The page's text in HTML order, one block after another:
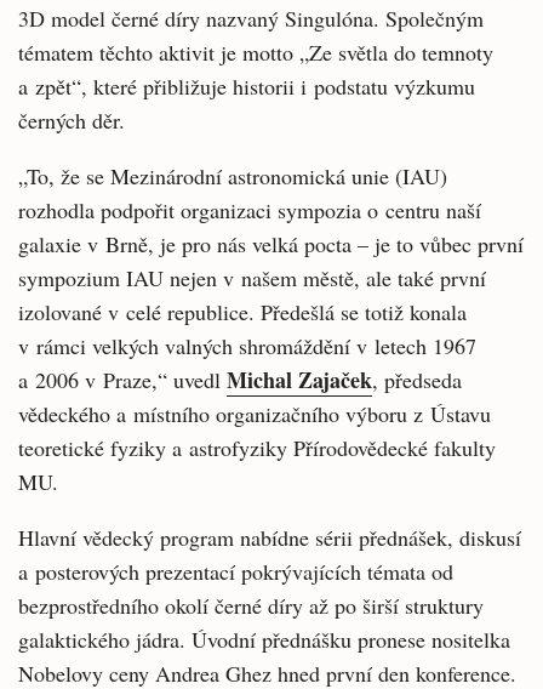
3D model černé díry nazvaný Singulóna. Společným
tématem těchto aktivit je motto „Ze světla do temnoty
a zpět“, které přibližuje historii i podstatu výzkumu
černých děr.
„To, že se Mezinárodní astronomická unie (IAU)
rozhodla podpořit organizaci sympozia o centru naší
galaxie v Brně, je pro nás velká pocta – je to vůbec první
sympozium IAU nejen v našem městě, ale také první
izolované v celé republice. Předešlá se totiž konala
v rámci velkých valných shromáždění v letech 1967
a 2006 v Praze,“ uvedl Michal Zajaček, předseda
vědeckého a místního organizačního výboru z Ústavu
teoretické fyziky a astrofyziky Přírodovědecké fakulty
MU.
Hlavní vědecký program nabídne sérii přednášek, diskusí
a posterových prezentací pokrývajících témata od
bezprostředního okolí černé díry až po širší struktury
galaktického jádra. Úvodní přednášku pronese nositelka
Nobelovy ceny Andrea Ghez hned první den konference.